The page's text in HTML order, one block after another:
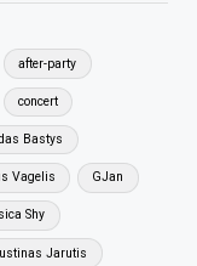
after-party
concert
Bastys
Vagelis GJan
Shy
Jarutis